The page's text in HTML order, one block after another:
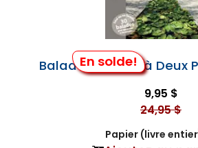
En solde!
Balades Nature à Deux
9,95 $
24,95 $
Papier (livre